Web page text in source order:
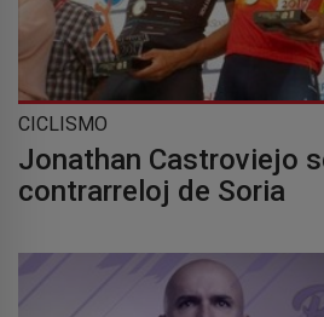
CICLISMO
Jonathan Castroviejo
contrarreloj de Soria